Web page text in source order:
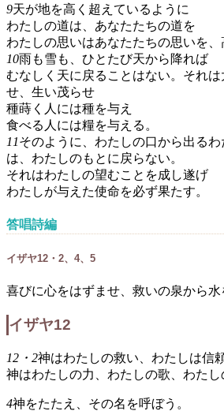
9天が地を高く超えているように
わたしの道は、あなたたちの道を
わたしの思いはあなたたちの思いを、
10雨も雪も、ひとたび天から降れば
むなしく天に戻ることはない。それ
せ、生い茂らせ
種蒔く人には種を与え
食べる人には糧を与える。
11そのように、わたしの口から出るわ
は、わたしのもとに戻らない。
それはわたしの望むことを成し遂げ
わたしが与えた使命を必ず果たす。
答唱詩編
イザヤ12・2、4、5
喜びに心をはずませ、救いの泉から水
イザヤ12
12・2神はわたしの救い、わたしは信
神はわたしの力、わたしの歌、わたし
4神をたたえ、その名を呼ぼう。